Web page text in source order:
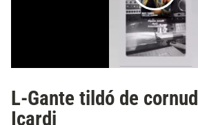
L-Gante tildó de
Icardi